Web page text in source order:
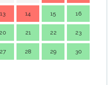
13 14 15 16
20 21 22 23
27 28 29 30